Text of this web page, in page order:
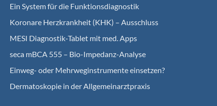
Ein System für die Funktionsdiagnostik
Koro­nare Herz­krank­heit (KHK) – Ausschluss
MESI Diagnostik-Tablet mit med. Apps
seca mBCA 555 – Bio-Impedanz-Analyse
Einweg- oder Mehrweginstrumente einsetzen?
Dermatoskopie in der Allgemeinarztpraxis